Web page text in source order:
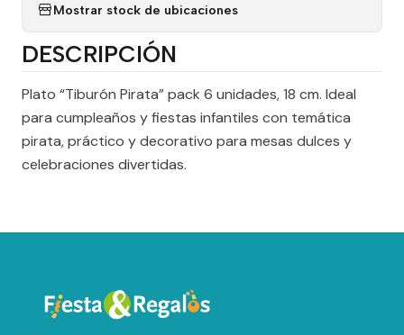
Mostrar stock de ubicaciones
DESCRIPCIÓN
Plato “Tiburón Pirata” pack 6 unidades, 18 cm. Ideal
para cumpleaños y fiestas infantiles con temática
pirata, práctico y decorativo para mesas dulces y
celebraciones divertidas.